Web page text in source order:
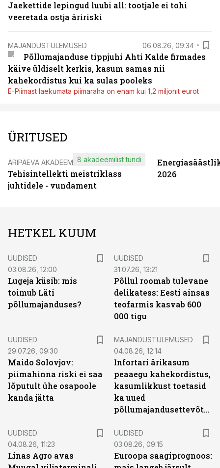
Jaekettide lepingud luubi all: tootjale ei tohi
veeretada ostja äririski
MAJANDUSTULEMUSED 06.08.26, 09:34
Põllumajanduse tippjuhi Ahti Kalde firmades
käive üldiselt kerkis, kasum samas nii
kahekordistus kui ka sulas pooleks
E-Piimast laekumata piimaraha on enam kui 1,2 miljonit eurot
ÜRITUSED
ÄRIPÄEVA AKADEEMIA
Tehisintellekti meistriklass
juhtidele - vundament
8 akadeemilist tundi
2026
HETKEL KUUM
UUDISED
03.08.26, 12:00
Lugeja küsib: mis
toimub Läti
põllumajanduses?
UUDISED
31.07.26, 13:21
Põllul roomab tulevane
delikatess: Eesti ainsas
teofarmis kasvab 600
000 tigu
UUDISED
29.07.26, 09:30
Maido Solovjov:
piimahinna riski ei saa
lõputult ühe osapoole
kanda jätta
MAJANDUSTULEMUSED
04.08.26, 12:14
Infortari ärikasum
peaaegu kahekordistus,
kasumlikkust toetasid
ka uued
põllumajandusettevõtted
UUDISED
04.08.26, 11:23
Linas Agro avas
UUDISED
03.08.26, 09:15
Euroopa saagiprognoos: